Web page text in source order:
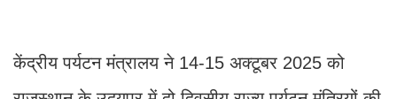
केंद्रीय पर्यटन मंत्रालय ने 14-15 अक्टूबर 2025 को